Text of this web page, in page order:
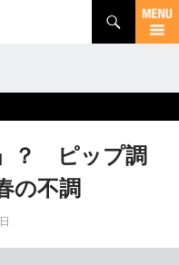
？ ピップ調
の不調